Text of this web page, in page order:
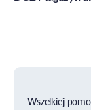
Wszelkiej